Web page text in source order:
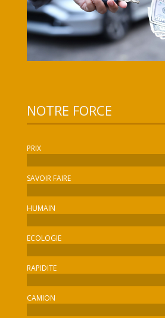
NOTRE FORCE
PRIX
SAVOIR FAIRE
HUMAIN
ECOLOGIE
RAPIDITE
CAMION